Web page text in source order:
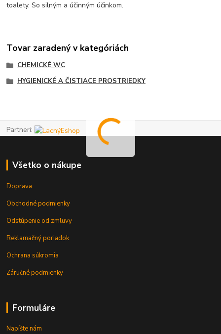
toalety.So silným a účinným účinkom.
Tovar zaradený v kategóriách
CHEMICKÉ WC
HYGIENICKÉ A ČISTIACE PROSTRIEDKY
Partneri:
Všetko o nákupe
Doprava
Obchodné podmienky
Odstúpenie od zmluvy
Reklamačný poriadok
Ochrana súkromia
Záručné podmienky
Formuláre
Napíšte nám